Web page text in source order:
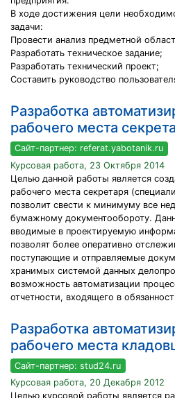
В ходе достижения цели
задачи:
Провести анализ предметной
Разработать техническое задание;
Разработать технический проект;
Составить руководство
Разработка
рабочего места
Сайт-партнер: referat.yabotanik.ru
Курсовая работа, 23 Октября 2014
Целью данной работы является
рабочего места секретаря
позволит свести к минимуму все
бумажному документообороту.
вводимые в проектируемую
позволят более оперативно
поступающие и отправляемые
хранимых системой данных
возможность автоматизации
отчетности, входящего в
Разработка
рабочего места
Сайт-партнер: stud24.ru
Курсовая работа, 20 Декабря 2012
Целью курсовой работы является